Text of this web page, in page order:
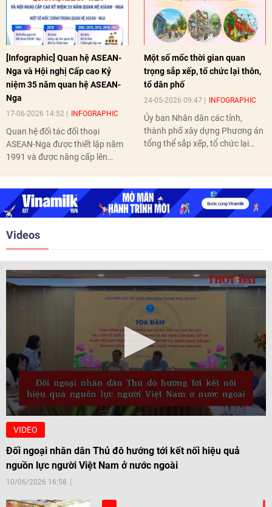
[Infographic] Quan hệ ASEAN-
Nga và Hội nghị Cấp cao Kỷ
niệm 35 năm quan hệ ASEAN-
Nga
17-06-2026 14:52 INFOGRAPHIC
Quan hệ đối tác đối thoại
ASEAN-Nga được thiết lập năm
1991 và được nâng cấp lên
nghị Cấp cao vào các năm 2005,
2010, 2016, 2018, 2021.
Một số mốc thời gian quan
trọng sắp xếp, tổ chức lại thôn,
tổ dân phố
24-05-2026 09:47 INFOGRAPHIC
Ủy ban Nhân dân các tỉnh,
thành phố xây dựng Phương án
tổng thể sắp xếp, tổ chức lại
Videos
VIDEO
Đối ngoại nhân dân Thủ đô hướng tới kết nối hiệu quả
nguồn lực người Việt Nam ở nước ngoài
10/06/2026 16:58